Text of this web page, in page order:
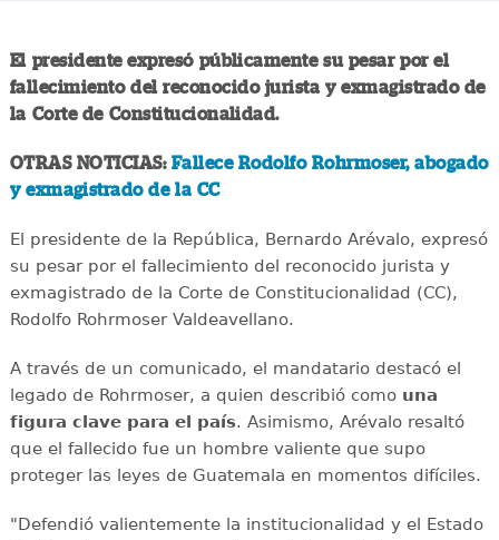
El presidente expresó públicamente su pesar por el
fallecimiento del reconocido jurista y exmagistrado de
la Corte de Constitucionalidad.
OTRAS NOTICIAS: Fallece Rodolfo Rohrmoser, abogado
y exmagistrado de la CC
El presidente de la República, Bernardo Arévalo, expresó
su pesar por el fallecimiento del reconocido jurista y
exmagistrado de la Corte de Constitucionalidad (CC),
Rodolfo Rohrmoser Valdeavellano.
A través de un comunicado, el mandatario destacó el
legado de Rohrmoser, a quien describió comouna
figura clave para el país. Asimismo, Arévalo resaltó
que el fallecido fue un hombre valiente que supo
proteger las leyes de Guatemala en momentos difíciles.
"Defendió valientemente la institucionalidad y el Estado